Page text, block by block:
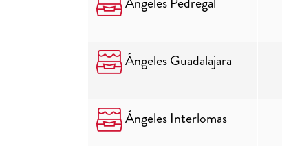
Ángeles Guadalajara
Ángeles Interlomas